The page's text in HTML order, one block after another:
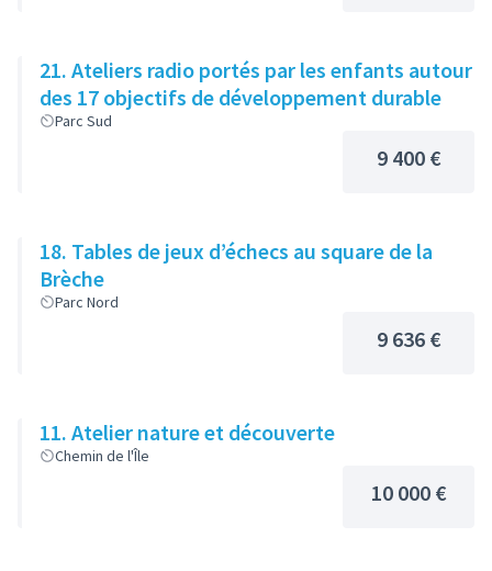
21. Ateliers radio portés par les enfants autour
des 17 objectifs de développement durable
Parc Sud
9 400 €
18. Tables de jeux d’échecs au square de la
Brèche
Parc Nord
9 636 €
11. Atelier nature et découverte
Chemin de l'Île
10 000 €